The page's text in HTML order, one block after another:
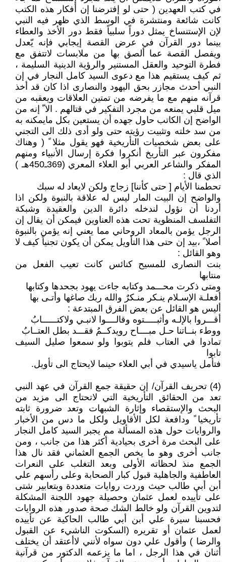
في كتب العهدين ( حتى لو إفترضنا إن أفكار هذه الكتب
كانت شائعة ومنتشرة في الوسط الذي ظهر فيه النبي
لإن الإستنساخ يمثل دوراً سلبياً فقط دور الأخذ والعطاء
بينما دور القرآن في عرض القصة إيجابي فإنه يّعدل
ويفصل القصة عما ألصق بها من ملابسات لاتتفق مع
فطرة التوحيد والعقل المستنير والرؤية الدينية السليمة ،
ثم كيف يستقيم هذا مع دعوى السيد كامل النجار في إن
النبي أحدث مجازر بحق اليهود والنصارى اذا كان قد أخذ
قرآنه منهم مع ما يفرضه من تمتين العلاقات ويعقبه من
ميل قلبي يمنعه من مجرد التفكير في قتالهم . الا ّ إنه من
الواضح إن الكاتب حاول جهده أن يستعين بكل مايمكنه به
من سد خلته وتثبيت رؤيته حتى ولو أدى ذلك الى التجني
على بعض شخصيات التأريخية فهو يقول مثلا ً ( وهناك
مفكرون عبر التأريخ أنكروا فكرة إرسال الأنبياء ومنهم
المفكر والشاعر العربي أبو العلاء المعري (369ـ450هـ )
الذي قال :
تحطمنا الأيام [ حتى كأننا] زجاج ولكن لايعاد له سبك
والواضح إن البيت المار ليس له علاقة بالنبوة ولكن اذا
أردنا أن نؤول لندخله دائرة الدين والعقيدة وشبكة
التفلسف المنظوية تحت هذه العناوين فيمكن أن يقال إن
الرجل يؤمن بالمعاد الروحاني مما يعني إنه يؤمن بالنبوة
أصلا ً ،بيد إن حتى هذا التأويل يمكن أن يكون تجنياً كيف لا
وهو القائل :
بنت النصارى للمسيح كنائس كانت تعيب الفعل من
منتابها
ومتى ذكرت محـــمد وكتابه جاءت يهود بجحدها وكتابها
أفعلـة الإسـلام ينـكر منـكرٌ والله ربك صاغها وأتـى بها
أليس هو القائل عن بعض الفرق المبتدعة :
أقـــروا بالإلـه وأثبـــــتوه وقالــــوا لانبـي ولاكتــــــابُ
ووطء بنــاتنا حـل مبــــاح رويدكــمُ فقـــد بطل العتــابُ
تمادوا في العتاب فلم يتوبوا ولو سمعوا صليل السيف
تابوا
فتأمل ياسيدي في أبي العلاء حينما لايحتاج الى تأويل.
(4) تحريف القرآن/ إن حقيقة جمع القرآن في عهد النبي
تعد من الحقائق التأريخية التي لاتحتاج الى مزيد من
البحث والإستقصاء وإثارة الشبهات وتعد ضرورة ثابته
تأريخيا ً ودافعة لكل الأقاويل ولكل ما دس من الأخبار
والروايات حول هذه المسألة مم يجبر السيد كامل النجار
على البحث مرة أخرى بحيادية أكثر هذا من جانب ، ومن
جانب أخرى وهو ما يخص الجمع العثماني فقد نال هذا
الجمع منذ لحظاته الأولى وبعد التغلب على النعرات
العاطفية والجاهلية قبول كبار الصحابة وعلى رأسهم علي
أبن أبي طالب حيث وردت روايات متعددة وبتعابير شتى
على تأييده لعمل عثمان وحصيلة جهود اللجنة المشكلة
لتدوين القرآن ولو خالط الشك صحة صدور هذه الروايات
فحسبنا سيرة علي أبن أبي طالب الحاكية عن تأييده
لعمل عثمان أو تقريره (السكوت الناشيء عن القبول
والرضا ) وأقول علي دون سواه لأنني لاأعتقد أن يختلف
أثنان في هذا الرجل ، اما ما يزعمه الدكتور من قرآنية